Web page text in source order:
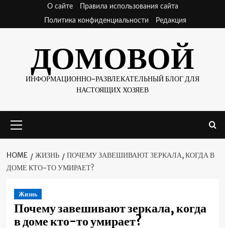
content
О сайте
Правила использования сайта
Политика конфиденциальности
Редакция
ДОМОВОЙ
ИНФОРМАЦИОННО-РАЗВЛЕКАТЕЛЬНЫЙ БЛОГ ДЛЯ
НАСТОЯЩИХ ХОЗЯЕВ
Menu
HOME ЖИЗНЬ
ПОЧЕМУ ЗАВЕШИВАЮТ ЗЕРКАЛА, КОГДА В
ДОМЕ КТО-ТО УМИРАЕТ?
Жизнь
Почему завешивают зеркала, когда
в доме кто-то умирает?